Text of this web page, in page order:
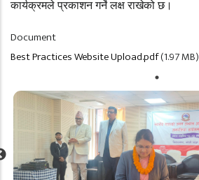
कार्यक्रमले प्रकाशन गर्ने लक्ष राखेको छ।
Document
Best Practices Website Upload.pdf(1.97 MB)